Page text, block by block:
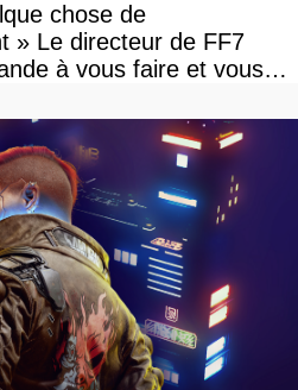
chose de
» Le directeur de FF7
à vous faire et vous